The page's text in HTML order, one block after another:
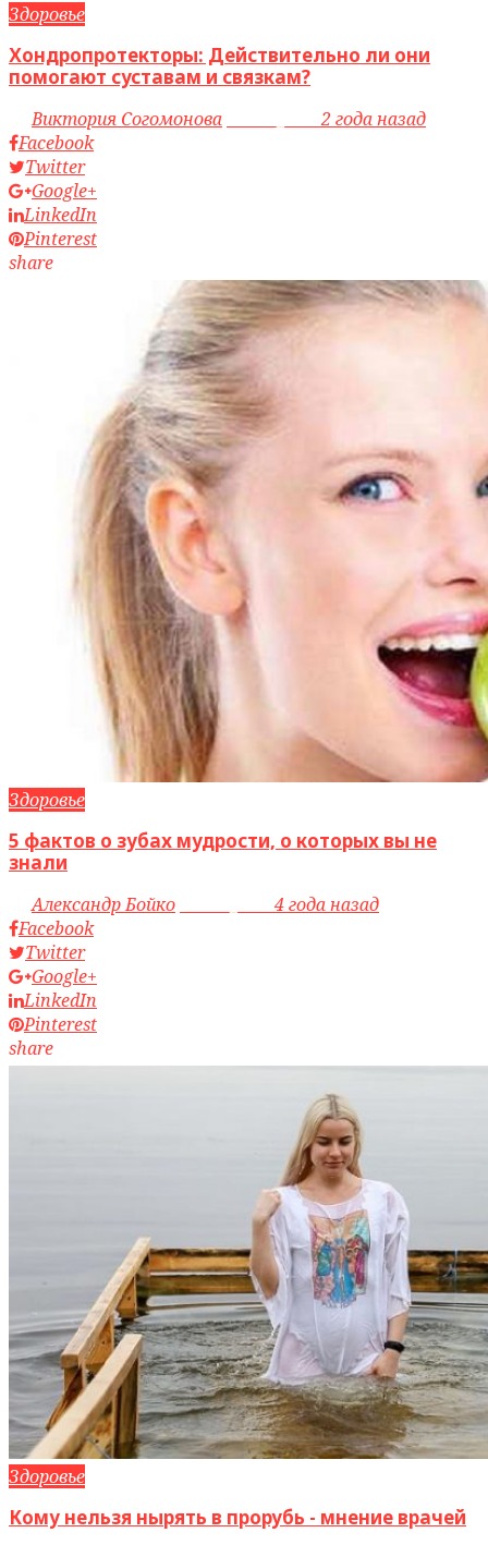
Здоровье
Хондропротекторы: Действительно ли они
помогают суставам и связкам?
byВиктория Согомонова access_time2 года назад
Facebook
Twitter
Google+
LinkedIn
Pinterest
share
Здоровье
5 фактов о зубах мудрости, о которых вы не
знали
byАлександр Бойко
4 года назад
Facebook
Twitter
Google+
LinkedIn
Pinterest
share
Здоровье
Кому нельзя нырять в прорубь - мнение врачей